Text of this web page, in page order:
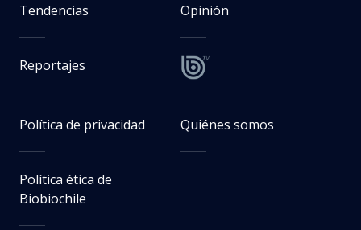
Tendencias Opinión
Reportajes
Política de privacidad Quiénes somos
Política ética de
Biobiochile